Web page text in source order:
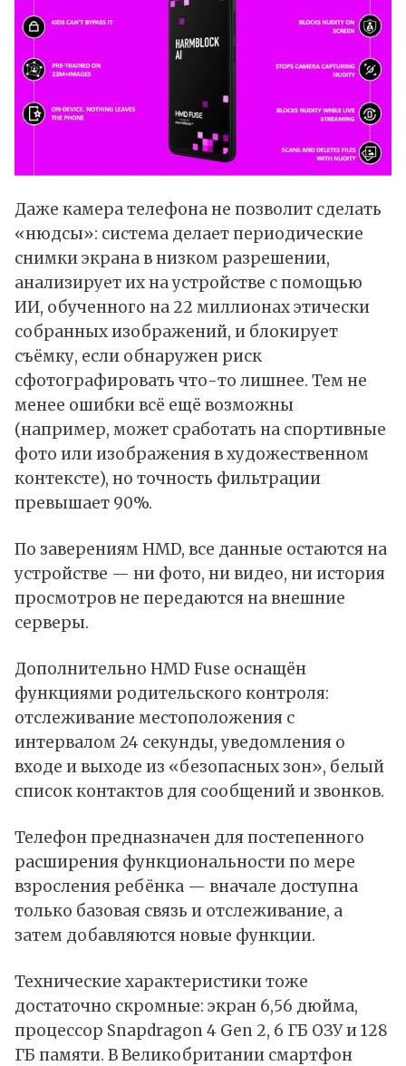
Даже камера телефона не позволит сделать
«нюдсы»: система делает периодические
снимки экрана в низком разрешении,
анализирует их на устройстве с помощью
ИИ, обученного на 22 миллионах этически
собранных изображений, и блокирует
съёмку, если обнаружен риск
сфотографировать что-то лишнее. Тем не
менее ошибки всё ещё возможны
(например, может сработать на спортивные
фото или изображения в художественном
контексте), но точность фильтрации
превышает 90%.
По заверениям HMD, все данные остаются на
устройстве — ни фото, ни видео, ни история
просмотров не передаются на внешние
серверы.
Дополнительно HMD Fuse оснащён
функциями родительского контроля:
отслеживание местоположения с
интервалом 24 секунды, уведомления о
входе и выходе из «безопасных зон», белый
список контактов для сообщений и звонков.
Телефон предназначен для постепенного
расширения функциональности по мере
взросления ребёнка — вначале доступна
только базовая связь и отслеживание, а
затем добавляются новые функции.
Технические характеристики тоже
достаточно скромные: экран 6,56 дюйма,
процессор Snapdragon 4 Gen 2, 6 ГБ ОЗУ и 128
ГБ памяти. В Великобритании смартфон